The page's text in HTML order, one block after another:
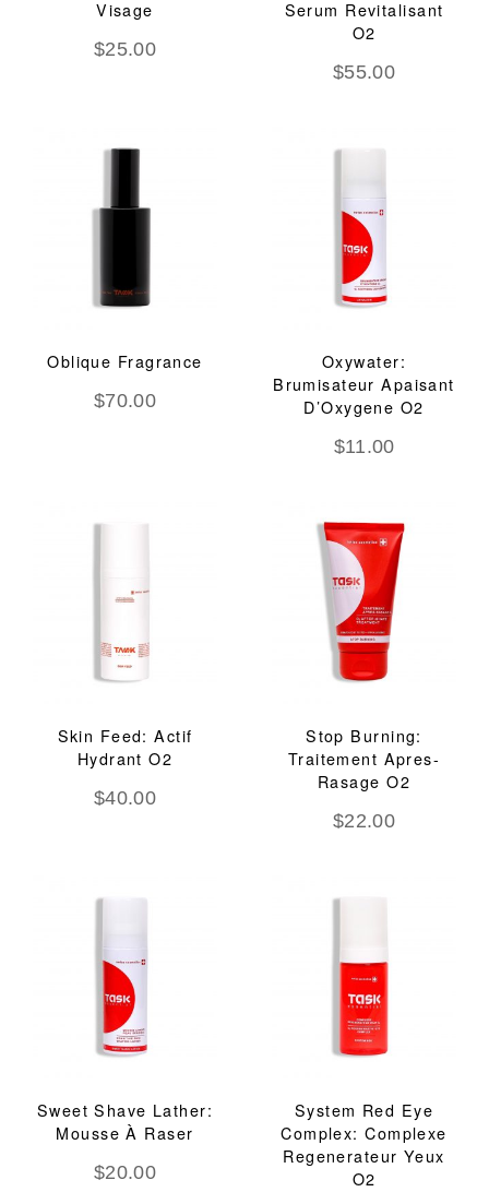
Visage
$25.00
Serum Revitalisant
O2
$55.00
Oblique Fragrance
$70.00
Oxywater:
Brumisateur Apaisant
D’Oxygene O2
$11.00
Skin Feed: Actif
Hydrant O2
$40.00
Stop Burning:
Traitement Apres-
Rasage O2
$22.00
Sweet Shave Lather:
Mousse À Raser
$20.00
System Red Eye
Complex: Complexe
Regenerateur Yeux
O2